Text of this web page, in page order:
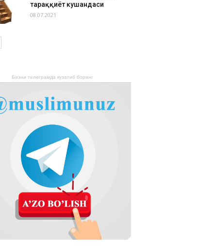
тараққиёт кушандаси
08.07.2021
Бизни телеграмда кузатиб боринг